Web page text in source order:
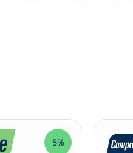
em comparação com o PVC
restaurantes industriais e
e agentes químicos.
5%